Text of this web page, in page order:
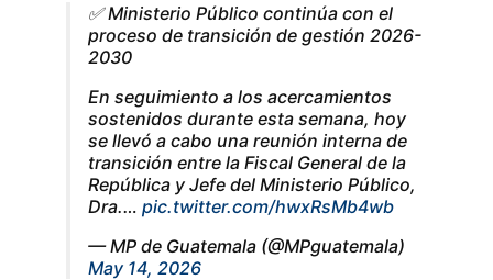
✅ Ministerio Público continúa con el
proceso de transición de gestión 2026-
2030
En seguimiento a los acercamientos
sostenidos durante esta semana, hoy
se llevó a cabo una reunión interna de
transición entre la Fiscal General de la
República y Jefe del Ministerio Público,
Dra.… pic.twitter.com/hwxRsMb4wb
— MP de Guatemala (@MPguatemala)
May 14, 2026